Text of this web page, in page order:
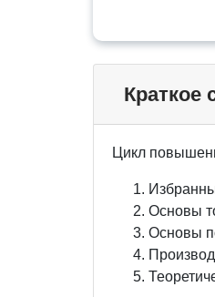
Краткое
Цикл
Основы
Основы